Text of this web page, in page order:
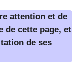
attention et de
de cette page, et
de ses